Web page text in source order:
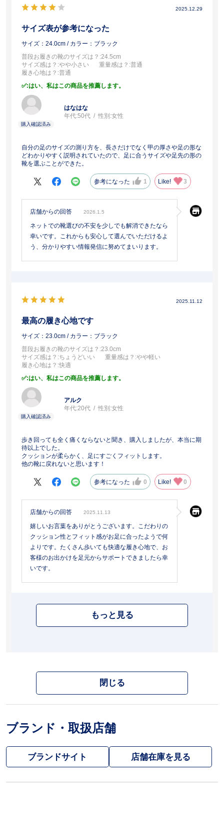
2025.12.29
サイズ表が参考になった
サイズ：24.0cm / カラー：ブラック
普段お履きの靴のサイズは？ :24.5cm
サイズ感は？ :やや小さい 重量感は？ :普通
履き心地は？ :普通
:はい、私はこの商品を推薦します。
はなはな
年代:50代 性別:女性
自分の足のサイズの測り方を、長さだけでなく甲の厚さや足の形な
どわかりやすく説明されていたので、足に合うサイズや足先の形の
靴を選ぶことができた。
参考になった 1 Like! 3
店舗からの回答 2026.1.5
ネットでの靴選びの不安を少しでも解消できたなら
幸いです。これからも安心して選んでいただけるよ
う、分かりやすい情報発信に努めてまいります。
2025.11.12
最高の履き心地です
サイズ：23.0cm / カラー：ブラック
普段お履きの靴のサイズは？ :23.0cm
サイズ感は？ :ちょうどいい 重量感は？ :やや軽い
履き心地は？ :快適
:はい、私はこの商品を推薦します。
アルク
年代:20代 性別:女性
歩き回っても全く痛くならないと聞き、購入しましたが、本当に期
待以上でした。
クッションが柔らかく、足にすごくフィットします。
他の靴に戻れないと思います！
参考になった 0 Like! 0
店舗からの回答 2025.11.13
嬉しいお言葉をありがとうございます。こだわりの
クッション性とフィット感がお足に合ったようで何
よりです。たくさん歩いても快適な履き心地で、お
客様のお出かけを足元からサポートできましたら幸
いです。
もっと見る
閉じる
ブランド・取扱店舗
ブランドサイト